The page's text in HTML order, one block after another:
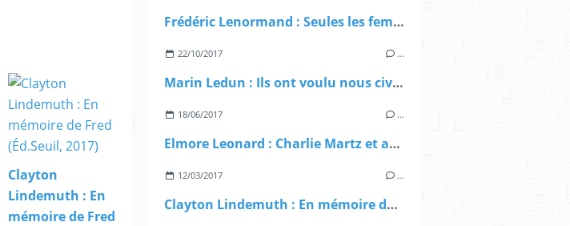
Clayton
Lindemuth : En
mémoire de Fred
Frédéric Lenormand : Seules les femmes sont éternelles (Éditions de la Martinière, 2017)
22/10/2017 …
Marin Ledun : Ils ont voulu nous civiliser (Éditions Flammarion, 2017)
18/06/2017 …
Elmore Leonard : Charlie Martz et autres histoires (Rivages/Noir, 2017) – Inédit –
12/03/2017 …
Clayton Lindemuth : En mémoire de Fred (Éd.Seuil, 2017)